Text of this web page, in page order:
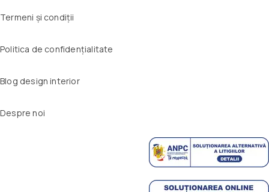
Termeni și condiții
Politica de confidențialitate
Blog design interior
Despre noi